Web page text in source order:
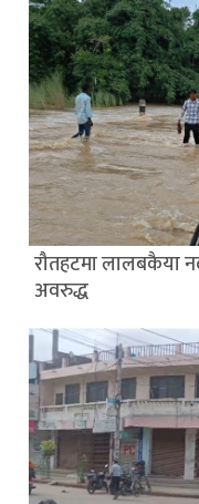
रौतहटमा लालबकैया
अवरुद्ध